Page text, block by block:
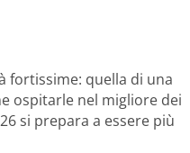
fortissime: quella di una
ospitarle nel migliore dei
si prepara a essere più